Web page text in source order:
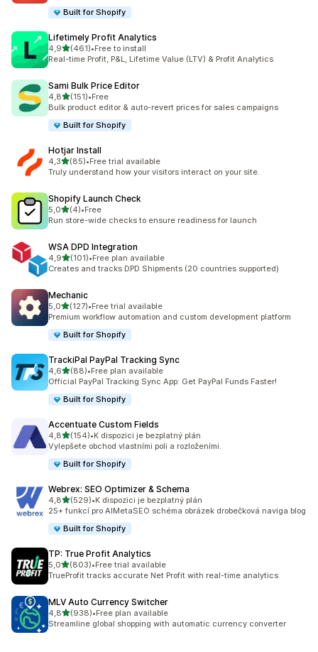
Built for Shopify
Lifetimely Profit Analytics
4,9z 5 hvězd
(461)
Celkový počet recenzí: 461
•Free to install
Real-time Profit, P&L, Lifetime Value (LTV) & Profit Analytics
Sami Bulk Price Editor
4,8z 5 hvězd
(151)
Celkový počet recenzí: 151
•Free
Bulk product editor & auto-revert prices for sales campaigns
Built for Shopify
Hotjar Install
4,3z 5 hvězd
(85)
Celkový počet recenzí: 85
•Free trial available
Truly understand how your visitors interact on your site.
Shopify Launch Check
5,0z 5 hvězd
(4)
Celkový počet recenzí: 4
•Free
Run store-wide checks to ensure readiness for launch
WSA DPD Integration
4,9z 5 hvězd
(101)
Celkový počet recenzí: 101
•Free plan available
Creates and tracks DPD Shipments (20 countries supported)
Mechanic
5,0z 5 hvězd
(127)
Celkový počet recenzí: 127
•Free trial available
Premium workflow automation and custom development platform
Built for Shopify
TrackiPal PayPal Tracking Sync
4,6z 5 hvězd
(88)
Celkový počet recenzí: 88
•Free plan available
Official PayPal Tracking Sync App: Get PayPal Funds Faster!
Built for Shopify
Accentuate Custom Fields
4,8z 5 hvězd
(154)
Celkový počet recenzí: 154
•K dispozici je bezplatný plán
Vylepšete obchod vlastními poli a rozloženími.
Built for Shopify
Webrex: SEO Optimizer & Schema
4,8z 5 hvězd
(529)
Celkový počet recenzí: 529
•K dispozici je bezplatný plán
25+ funkcí pro AIMetaSEO schéma obrázek drobečková naviga blog
Built for Shopify
TP: True Profit Analytics
5,0z 5 hvězd
(803)
Celkový počet recenzí: 803
•Free trial available
TrueProfit tracks accurate Net Profit with real-time analytics
MLV Auto Currency Switcher
4,8z 5 hvězd
(938)
Celkový počet recenzí: 938
•Free plan available
Streamline global shopping with automatic currency converter